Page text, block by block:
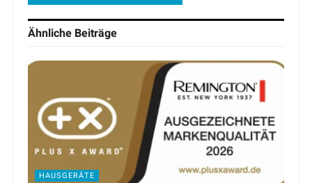
Ähnliche Beiträge
HAUSGERÄTE